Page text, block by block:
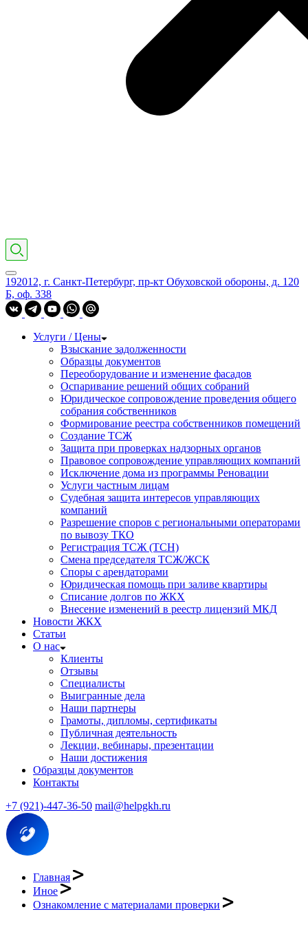
192012, г. Санкт-Петербург, пр-кт Обуховской обороны, д. 120
Б, оф. 338
Услуги / Цены
Взыскание задолженности
Образцы документов
Переоборудование и изменение фасадов
Оспаривание решений общих собраний
Юридическое сопровождение проведения общего
собрания собственников
Формирование реестра собственников помещений
Создание ТСЖ
Защита при проверках надзорных органов
Правовое сопровождение управляющих компаний
Исключение дома из программы Реновации
Услуги частным лицам
Судебная защита интересов управляющих
компаний
Разрешение споров с региональными операторами
по вывозу ТКО
Регистрация ТСЖ (ТСН)
Смена председателя ТСЖ/ЖСК
Споры с арендаторами
Юридическая помощь при заливе квартиры
Списание долгов по ЖКХ
Внесение изменений в реестр лицензий МКД
Новости ЖКХ
Статьи
О нас
Клиенты
Отзывы
Специалисты
Выигранные дела
Наши партнеры
Грамоты, дипломы, сертификаты
Публичная деятельность
Лекции, вебинары, презентации
Наши достижения
Образцы документов
Контакты
+7 (921)-447-36-50 mail@helpgkh.ru
Главная
Иное
Ознакомление с материалами проверки